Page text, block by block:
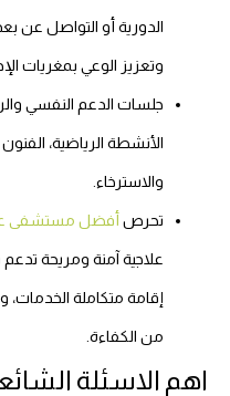
الدورية أو التواصل عن
وتعزيز الوعي بمغريات
جلسات الدعم النفسي
الأنشطة الرياضية،
والاسترخاء.
تحرص أفضل مستشفى
علاجية آمنة ومريحة
إقامة متكاملة
من الكفاءة.
اهم الاسئلة